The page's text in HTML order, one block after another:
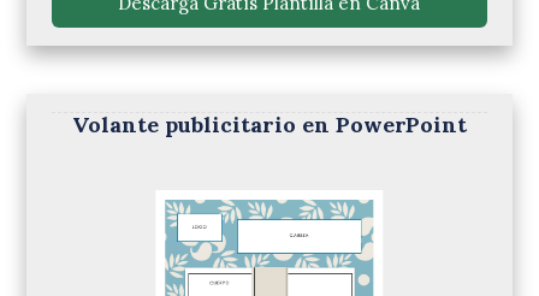
Volante publicitario en PowerPoint